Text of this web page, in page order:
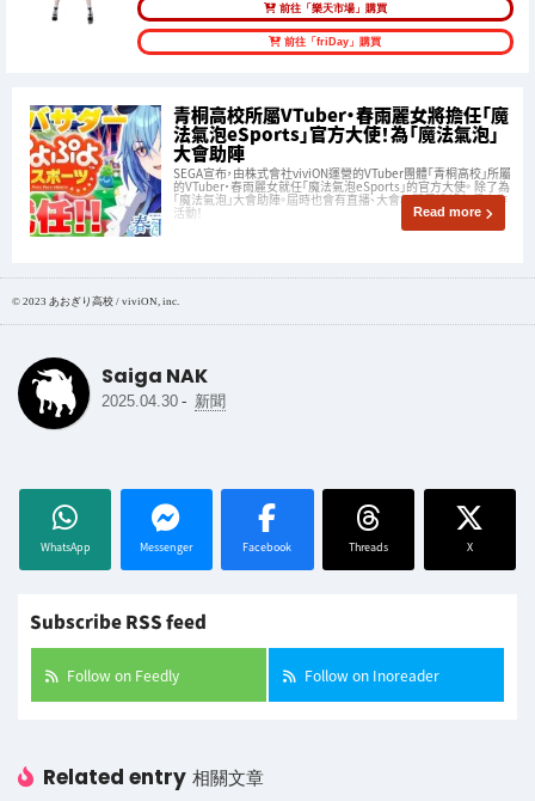
前往「樂天市場」購買
前往「friDay」購買
青桐高校所屬VTuber・春雨麗女將擔任「魔
法氣泡eSports」官方大使！為「魔法氣泡」
大會助陣
SEGA宣布，由株式會社viviON運營的VTuber團體「青桐高校」所屬
的VTuber・春雨麗女就任「魔法氣泡eSports」的官方大使。 除了為
「魔法氣泡」大會助陣。屆時也會有直播、大會相關周邊等各種合作
活動！ Read more
© 2023 あおぎり高校 / viviON, inc.
Saiga NAK
2025.04.30 - 新聞
WhatsApp Messenger Facebook Threads X
Subscribe RSS feed
Follow on Feedly Follow on Inoreader
Related entry 相關文章